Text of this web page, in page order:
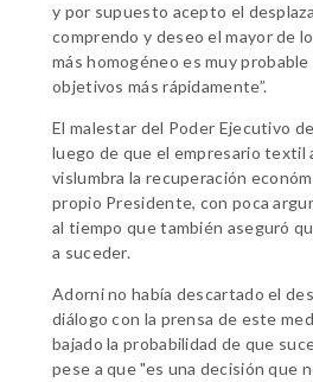
y por supuesto acepto el
comprendo y deseo el mayor de
más homogéneo es muy
objetivos más rápidamente”.
El malestar del Poder Ejecutivo
luego de que el empresario textil
vislumbra la recuperación
propio Presidente, con poca
al tiempo que también aseguró
a suceder.
Adorni no había descartado el
diálogo con la prensa de este
bajado la probabilidad de que
pese a que "es una decisión que